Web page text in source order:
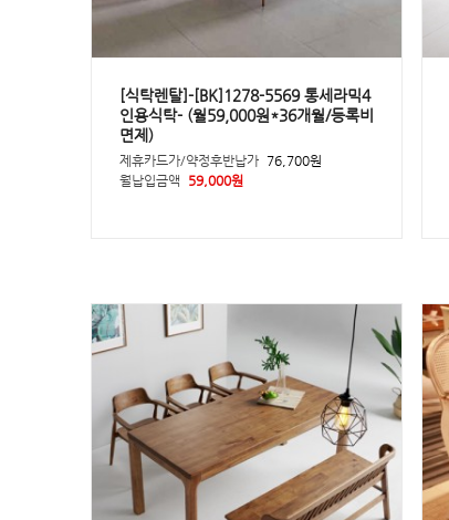
[식탁렌탈]-[BK]1278-5569 통세라믹4
인용식탁- (월59,000원*36개월/등록비
면제)
제휴카드가/약정후반납가 76,700원
월납입금액
59,000원